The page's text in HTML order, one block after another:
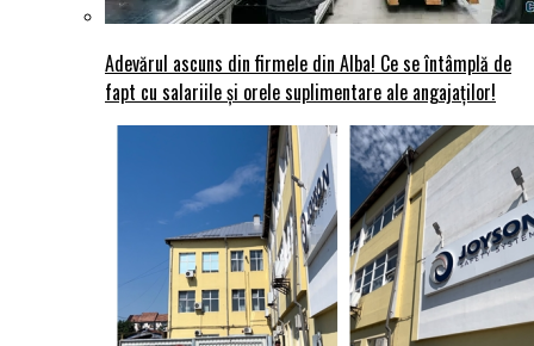
Adevărul ascuns din firmele din Alba! Ce se întâmplă de
fapt cu salariile și orele suplimentare ale angajaților!